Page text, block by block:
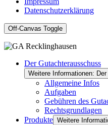
Datenschutzerklärung
Off-Canvas Toggle
Der Gutachterausschuss
Weitere Informationen:
Allgemeine Infos
Aufgaben
Gebühren des
Rechtsgrundlagen
Produkte Weitere